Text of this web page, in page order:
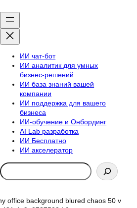
ИИ чат-бот
ИИ аналитик для умных
бизнес-решений
ИИ база знаний вашей
компании
ИИ поддержка для вашего
бизнеса
ИИ-обучение и Онбординг
AI Lab разработка
ИИ Бесплатно
ИИ акселератор
Search